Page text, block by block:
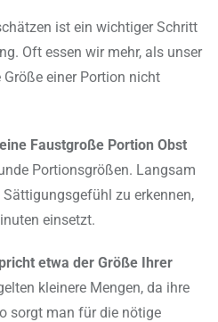
ist ein wichtiger Schritt
Oft essen wir mehr, als unser
einer Portion nicht
Faustgroße Portion Obst
Portionsgrößen. Langsam
zu erkennen,
einsetzt.
etwa der Größe Ihrer
kleinere Mengen, da ihre
sorgt man für die nötige